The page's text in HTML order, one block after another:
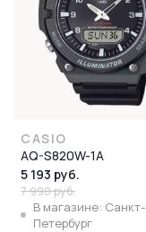
CASIO
AQ-S820W-1A
5 193 руб.
7 990 руб.
В магазине: Санкт-
Петербург